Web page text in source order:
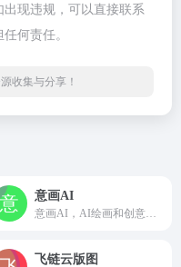
现违规，可以直接联系
何责任。
收集与分享！
意画AI
飞链云版图